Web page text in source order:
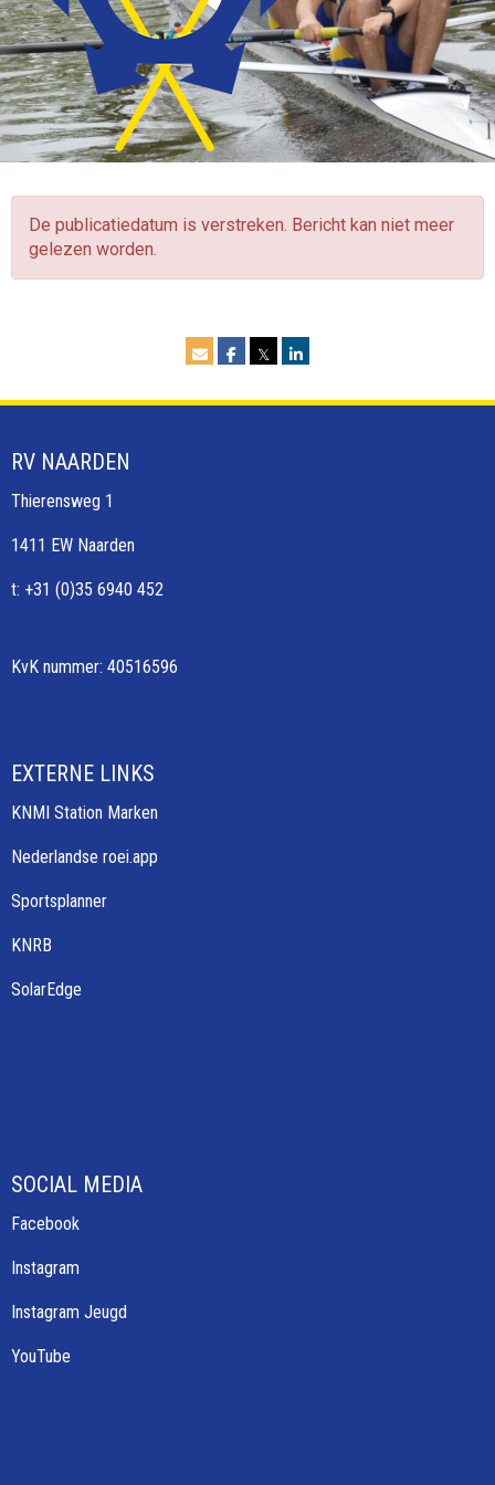
De publicatiedatum is verstreken. Bericht kan niet meer
gelezen worden.
𝕏
RV NAARDEN
Thierensweg 1
1411 EW Naarden
t: +31 (0)35 6940 452
KvK nummer: 40516596
EXTERNE LINKS
KNMI Station Marken
Nederlandse roei.app
Sportsplanner
KNRB
SolarEdge
SOCIAL MEDIA
Facebook
Instagram
Instagram Jeugd
YouTube